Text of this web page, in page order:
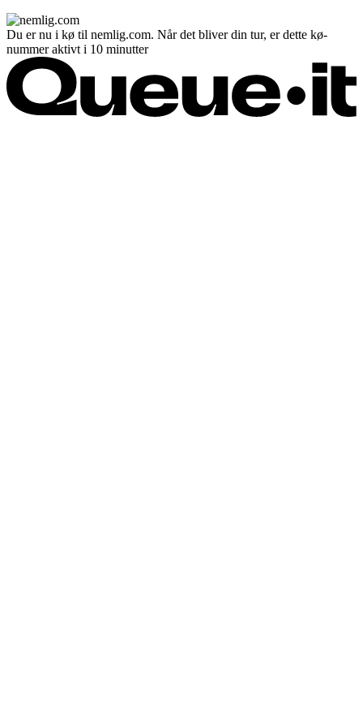
Du er nu i kø til nemlig.com. Når det bliver din tur, er dette kø-
nummer aktivt i 10 minutter